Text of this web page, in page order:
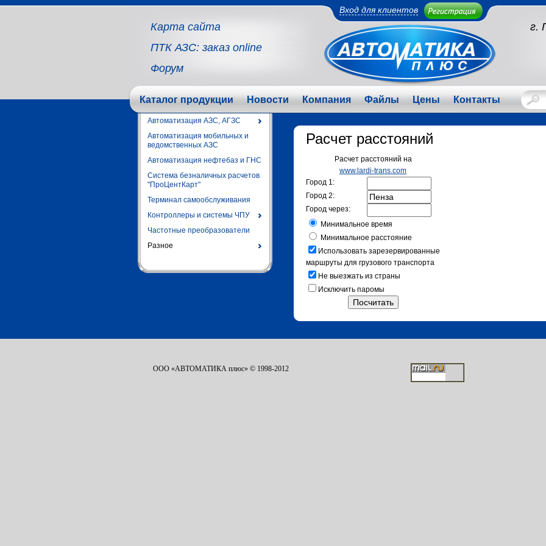
Карта сайта
ПТК АЗС: заказ online
Форум
Вход для клиентов
г.
Каталог продукции Новости Компания Файлы Цены Контакты
Автоматизация АЗС, АГЗС
Автоматизация мобильных и
ведомственных АЗС
Автоматизация нефтебаз и ГНС
Система безналичных расчетов
"ПроЦентКарт"
Терминал самообслуживания
Контроллеры и системы ЧПУ
Частотные преобразователи
Разное
Расчет расстояний
Расчет расстояний на
www.lardi-trans.com
Город 1:
Город 2:
Город через:
Минимальное время
Минимальное расстояние
Использовать зарезервированные
маршруты для грузового транспорта
Не выезжать из страны
Исключить паромы
ООО «АВТОМАТИКА плюс» © 1998-2012